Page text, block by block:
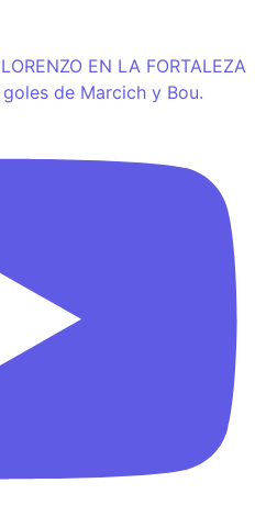
EN LA FORTALEZA
de Marcich y Bou.